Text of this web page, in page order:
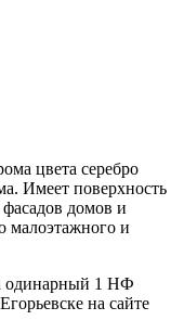
цвета серебро
Имеет поверхность
домов и
малоэтажного и
одинарный 1 НФ
на сайте